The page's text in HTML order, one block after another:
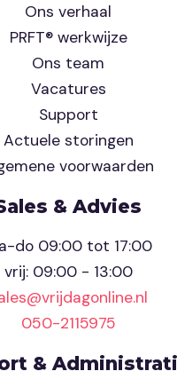
Ons verhaal
PRFT® werkwijze
Ons team
Vacatures
Support
Actuele storingen
voorwaarden
& Advies
do 09:00 tot 17:00
vrij: 09:00 - 13:00
050-2115975
&